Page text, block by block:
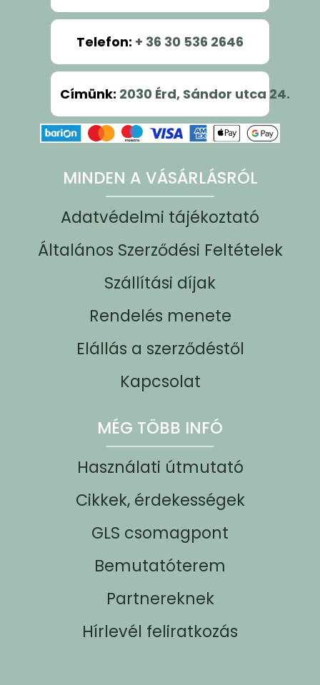
MINDEN A VÁSÁRLÁSRÓL
Adatvédelmi tájékoztató
Általános Szerződési Feltételek
Szállítási díjak
Rendelés menete
Elállás a szerződéstől
Kapcsolat
MÉG TÖBB INFÓ
Használati útmutató
Cikkek, érdekességek
GLS csomagpont
Bemutatóterem
Partnereknek
Hírlevél feliratkozás
Telefon: + 36 30 536 2646
Címünk: 2030 Érd, Sándor utca 24.